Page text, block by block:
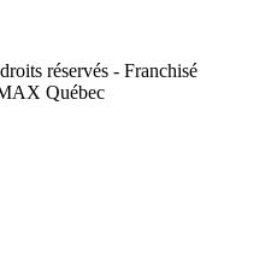
réservés - Franchisé
Québec